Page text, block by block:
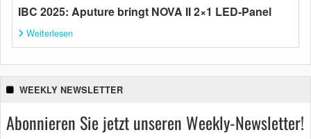
IBC 2025: Aputure bringt NOVA II 2×1 LED-Panel
Weiterlesen
WEEKLY NEWSLETTER
Abonnieren Sie jetzt unseren Weekly-Newsletter!